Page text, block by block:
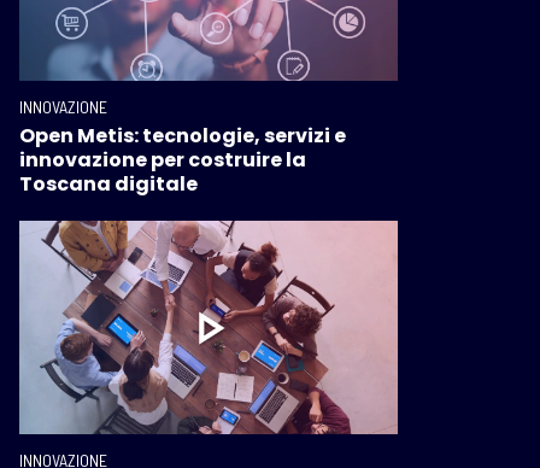
INNOVAZIONE
Open Metis: tecnologie, servizi e
innovazione per costruire la
Toscana digitale
INNOVAZIONE